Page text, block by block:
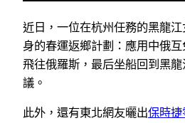
近日，一位在杭州任務的黑龍
身的春運返鄉計劃：應用中俄
飛往俄羅斯，最后坐船回到黑
議。
此外，還有東北網友曬出保時捷